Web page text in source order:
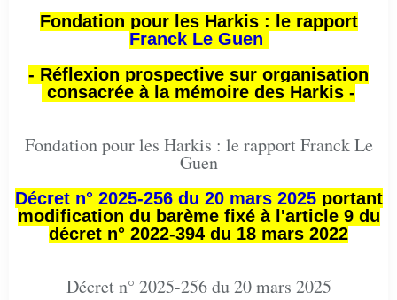
Fondation pour les Harkis : le rapport
Franck Le Guen
- Réflexion prospective sur organisation
consacrée à la mémoire des Harkis -
Fondation pour les Harkis : le rapport Franck Le
Guen
Décret n° 2025-256 du 20 mars 2025portant
modification du barème fixé à l'article 9 du
décret n° 2022-394 du 18 mars 2022
Décret n° 2025-256 du 20 mars 2025